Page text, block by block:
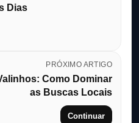
Dias
PRÓXIMO ARTIGO
Como Dominar
as Buscas Locais
Continuar